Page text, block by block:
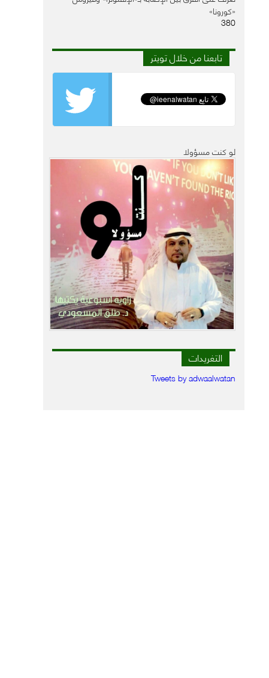
«كورونا»
380
تابعنا من خلال تويتر
لو كنت مسؤولا
التغريدات
Tweets by adwaalwatan